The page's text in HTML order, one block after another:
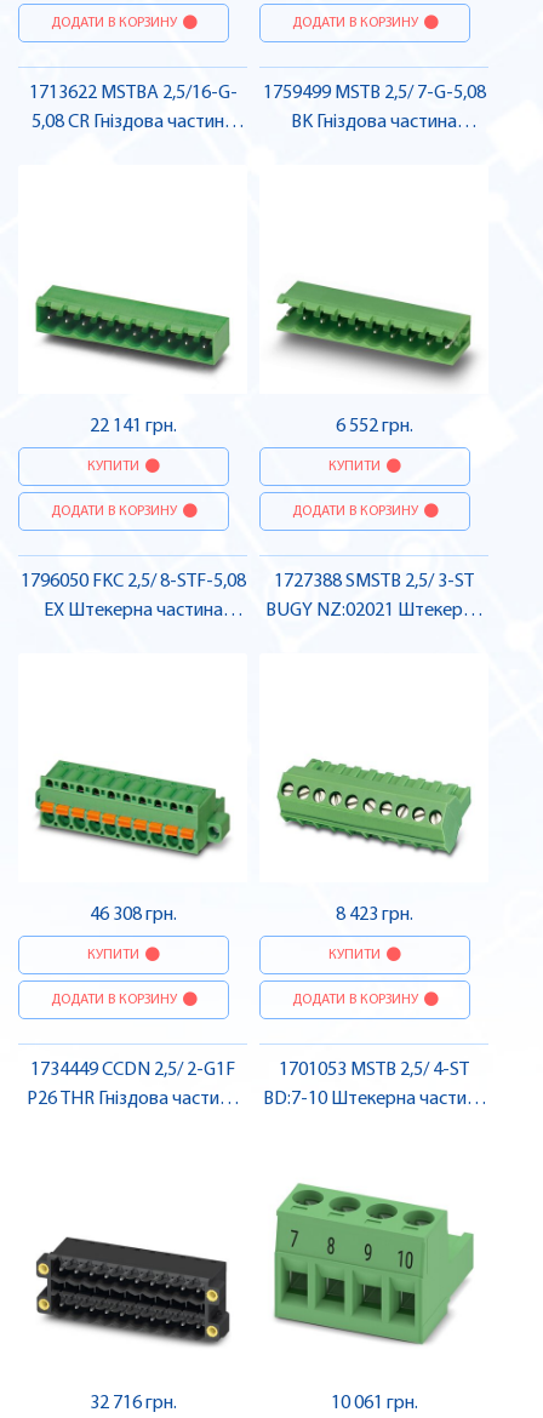
ДОДАТИ В КОРЗИНУ ДОДАТИ В КОРЗИНУ
1713622 MSTBA 2,5/16-G-
5,08 CR Гніздова частина
22 141 грн.
КУПИТИ
ДОДАТИ В КОРЗИНУ
1759499 MSTB 2,5/ 7-G-5,08
BK Гніздова частина
6 552 грн.
КУПИТИ
ДОДАТИ В КОРЗИНУ
1796050 FKC 2,5/ 8-STF-5,08
EX Штекерна частина
46 308 грн.
КУПИТИ
ДОДАТИ В КОРЗИНУ
1727388 SMSTB 2,5/ 3-ST
BUGY NZ:02021 Штекерна
8 423 грн.
КУПИТИ
ДОДАТИ В КОРЗИНУ
1734449 CCDN 2,5/ 2-G1F
P26 THR Гніздова частина
32 716 грн.
1701053 MSTB 2,5/ 4-ST
BD:7-10 Штекерна частина
10 061 грн.